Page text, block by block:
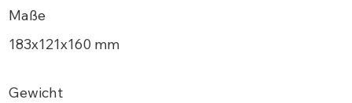
Maße
183х121x160 mm
Gewicht